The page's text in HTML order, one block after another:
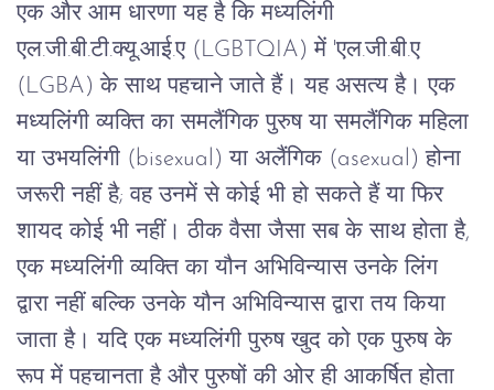
एक और आम धारणा यह है कि मध्यलिंगी
एल.जी.बी.टी.क्यू.आई.ए (LGBTQIA) में 'एल.जी.बी.ए
(LGBA) के ​​साथ पहचाने जाते हैं। यह असत्य है। एक
मध्यलिंगी व्यक्ति का समलैंगिक पुरुष या समलैंगिक महिला
या उभयलिंगी (bisexual) या अलैंगिक (asexual) होना
जरूरी नहीं है; वह उनमें से कोई भी हो सकते हैं या फिर
शायद कोई भी नहीं। ठीक वैसा जैसा सब के साथ होता है,
एक मध्यलिंगी व्यक्ति का यौन अभिविन्यास उनके लिंग
द्वारा नहीं बल्कि उनके यौन अभिविन्यास द्वारा तय किया
जाता है। यदि एक मध्यलिंगी पुरुष खुद को एक पुरुष के
रूप में पहचानता है और पुरुषों की ओर ही आकर्षित होता